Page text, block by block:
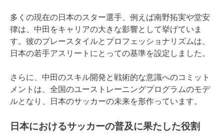
多くの現在の日本のスター選手、例えば南野拓実や堂安
律は、中田をキャリアの大きな影響として挙げていま
す。彼のプレースタイルとプロフェッショナリズムは、
日本の若手アスリートにとっての基準を設定しました。
さらに、中田のスキル開発と戦術的な意識へのコミット
メントは、全国のユーストレーニングプログラムのモデ
ルとなり、日本のサッカーの未来を形作っています。
日本におけるサッカーの普及に果たした役割